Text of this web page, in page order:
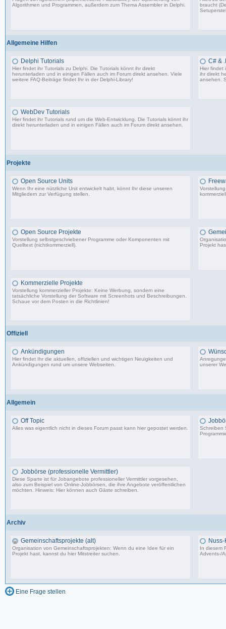
Algorithmen und Programmen, außerdem zum Thema Assembler in Delphi.
braucht
Allgemeine Hilfen
Delphi Tutorials
Hier findet ihr Tutorials zu Delphi. Die Tutorials könnt ihr direkt
herunterladen und in einigen Fällen auch im Forum direkt ansehen. Viele
weitere FAQ-Beiträge findet Ihr in der Delphi-Library!
C# &
Hier findet
ihr direkt
ansehen.
WebDev Tutorials
Hier findet ihr Tutorials rund um die Web-Entwicklung. Die Tutorials könnt ihr
direkt herunterladen und in einigen Fällen auch im Forum direkt ansehen.
Projekte
Open Source Units
Wenn Ihr eine nützliche Unit entwickelt habt, könnt Ihr diese unseren
Mitgliedern zur Verfügung stellen.
Open Source Projekte
Vorstellung selbstgeschriebener Programme oder Komponenten mit
Quelltext (nichtkommerziell).
Projekt
Kommerzielle Projekte
Vorstellung kommerzieller Projekte: Keine Werbung, sondern eine
tatsächliche Vorstellung der Software mit Screenhots und Beschreibungen.
Schaue vor dem Posten in die Richtlinien!
Offiziell
Ankündigungen
Hier findet Ihr die aktuellen, offiziellen und wichtigen Neuigkeiten und
Ankündigungen rund um unsere Webseiten.
unserer
Allgemein
Off Topic
Alles was eigentlich nicht in dieses Forum passt kann hier gepostet werden.
Schreiben
Jobbörse (professionelle Vermittler)
Diese Sparte ist für Jobangebote professioneller Vermittler vorgesehen,
also zum Beispiel von Online-Jobbörsen, die ihre Angebote veröffentlichen
möchten. Hinweis: Hier können auch Gäste schreiben.
Archiv
Gemeinschaftsprojekte (alt)
Organisation von Gemeinschaftsprojekten: Wenn du eine Idee für ein
Projekt hast, kannst du hier Mitstreiter suchen.
Nuss-
In diesem
Advents-/
Eine Frage stellen